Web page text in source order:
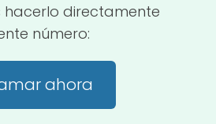
hacerlo directamente
número:
ahora